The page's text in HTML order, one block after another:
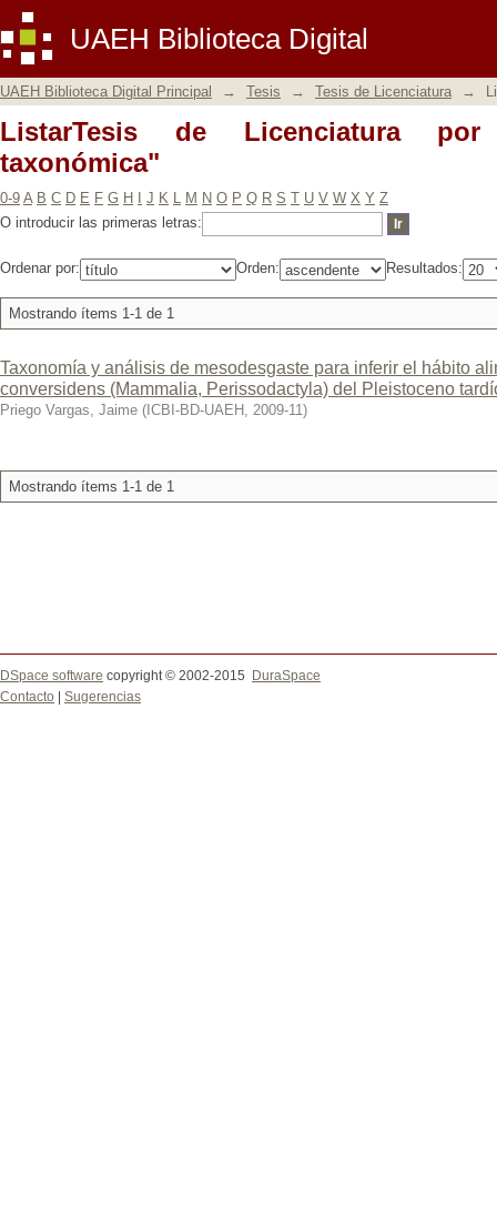
UAEH Biblioteca Digital
ListarTesis de Licenciatura por tema
UAEH Biblioteca Digital Principal → Tesis → Tesis de Licenciatura →
ListarTesis de Licenciatura
taxonómica"
0-9 A B C D E F G H J K L M N O P Q R S T U V W X Y Z
O introducir las primeras letras:
Ordenar por: Orden: Resultados:
Mostrando ítems 1-1 de 1
Taxonomía y análisis de mesodesgaste para inferir el hábito
conversidens (Mammalia, Perissodactyla) del Pleistoceno
Priego Vargas, Jaime ( ICBI-BD-UAEH , 2009-11)
Mostrando ítems 1-1 de 1
DSpace software copyright © 2002-2015
DuraSpace
Contacto
Sugerencias